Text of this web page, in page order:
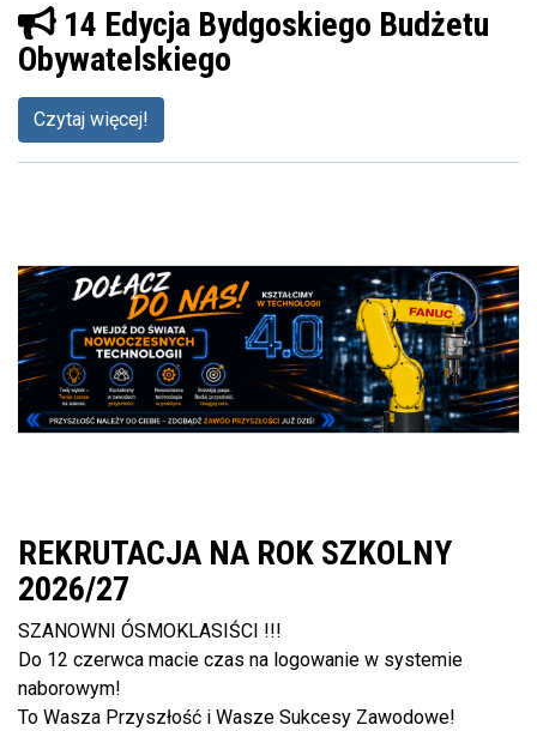
14 Edycja Bydgoskiego Budżetu
Obywatelskiego
Czytaj więcej!
REKRUTACJA NA ROK SZKOLNY
2026/27
SZANOWNI ÓSMOKLASIŚCI !!!
Do 12 czerwca macie czas na logowanie w systemie
naborowym!
To Wasza Przyszłość i Wasze Sukcesy Zawodowe!